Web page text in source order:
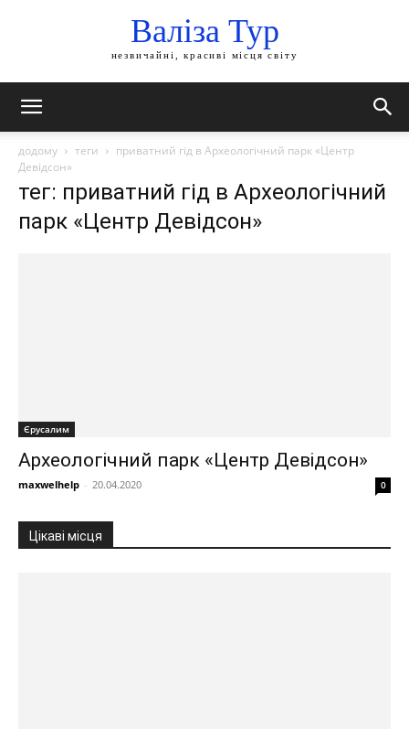
Валіза Тур
незвичайні, красиві місця світу
додому теги
приватний гід в Археологічний парк «Центр
Девідсон»
тег: приватний гід в Археологічний
парк «Центр Девідсон»
Єрусалим
Археологічний парк «Центр Девідсон»
maxwelhelp - 20.04.2020 0
Цікаві місця